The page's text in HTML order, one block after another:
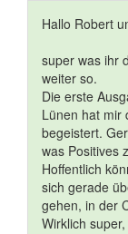
Hallo Robert
super was ihr
weiter so.
Die erste
Lünen hat mir
begeistert.
was Positives
Hoffentlich
sich gerade
gehen, in der
Wirklich